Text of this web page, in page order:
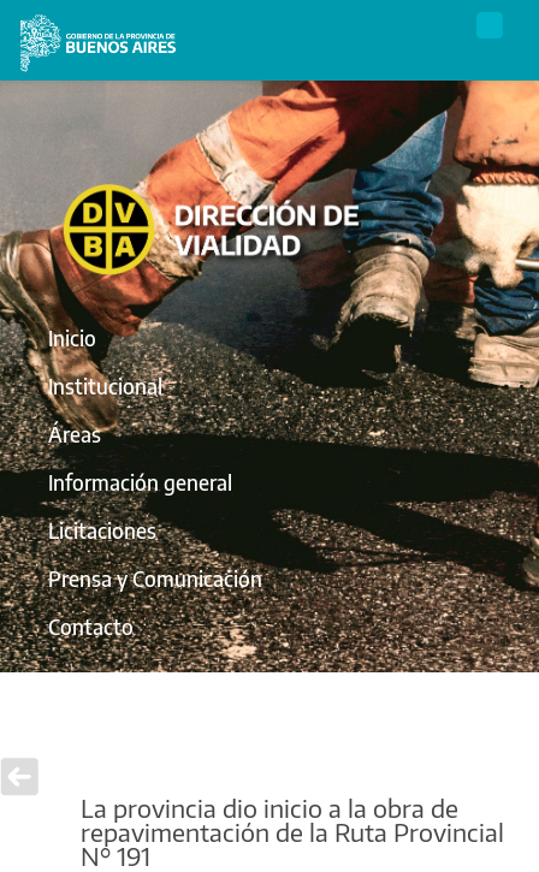
Inicio
Institucional
Áreas
Información general
Licitaciones
Prensa y Comunicación
Contacto
La provincia dio inicio a la obra de
repavimentación de la Ruta Provincial
N° 191